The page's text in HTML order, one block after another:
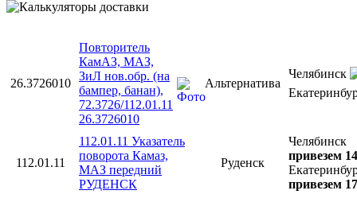
26.3726010
Повторитель
КамАЗ, МАЗ,
ЗиЛ нов.обр. (на
бампер, банан),
72.3726/112.01.11
26.3726010
Альтернатива
Челябинск
112.01.11
112.01.11 Указатель
поворота Камаз,
МАЗ передний
РУДЕНСК
Руденск
Челябинск
привезем
привезем